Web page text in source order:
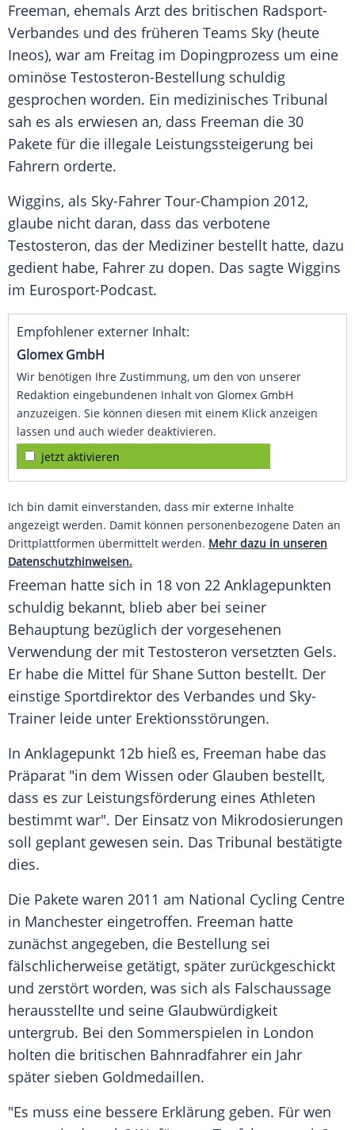
Freeman, ehemals Arzt des britischen Radsport-
Verbandes und des früheren Teams Sky (heute
Ineos), war am Freitag im Dopingprozess um eine
ominöse Testosteron-Bestellung schuldig
gesprochen worden. Ein medizinisches Tribunal
sah es als erwiesen an, dass Freeman die 30
Pakete für die illegale Leistungssteigerung bei
Fahrern orderte.
Wiggins, als Sky-Fahrer Tour-Champion 2012,
glaube nicht daran, dass das verbotene
Testosteron, das der Mediziner bestellt hatte, dazu
gedient habe, Fahrer zu dopen. Das sagte Wiggins
im Eurosport-Podcast.
Empfohlener externer Inhalt:
Glomex GmbH
Wir benötigen Ihre Zustimmung, um den von unserer
Redaktion eingebundenen Inhalt von Glomex GmbH
anzuzeigen. Sie können diesen mit einem Klick anzeigen
lassen und auch wieder deaktivieren.
jetzt aktivieren
Ich bin damit einverstanden, dass mir externe Inhalte
angezeigt werden. Damit können personenbezogene Daten an
Drittplattformen übermittelt werden. Mehr dazu in unseren
Datenschutzhinweisen.
Freeman hatte sich in 18 von 22 Anklagepunkten
schuldig bekannt, blieb aber bei seiner
Behauptung bezüglich der vorgesehenen
Verwendung der mit Testosteron versetzten Gels.
Er habe die Mittel für Shane Sutton bestellt. Der
einstige Sportdirektor des Verbandes und Sky-
Trainer leide unter Erektionsstörungen.
In Anklagepunkt 12b hieß es, Freeman habe das
Präparat "in dem Wissen oder Glauben bestellt,
dass es zur Leistungsförderung eines Athleten
bestimmt war". Der Einsatz von Mikrodosierungen
soll geplant gewesen sein. Das Tribunal bestätigte
dies.
Die Pakete waren 2011 am National Cycling Centre
in Manchester eingetroffen. Freeman hatte
zunächst angegeben, die Bestellung sei
fälschlicherweise getätigt, später zurückgeschickt
und zerstört worden, was sich als Falschaussage
herausstellte und seine Glaubwürdigkeit
untergrub. Bei den Sommerspielen in London
holten die britischen Bahnradfahrer ein Jahr
später sieben Goldmedaillen.
"Es muss eine bessere Erklärung geben. Für wen